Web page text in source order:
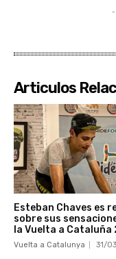
-
Articulos
Esteban Chaves es
sobre sus
la Vuelta a Cataluña
Vuelta a Catalunya 31/